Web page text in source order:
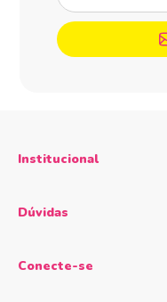
Institucional
Dúvidas
Conecte-se